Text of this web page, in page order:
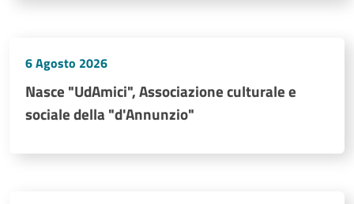
6 Agosto 2026
Nasce "UdAmici", Associazione culturale e
sociale della "d'Annunzio"